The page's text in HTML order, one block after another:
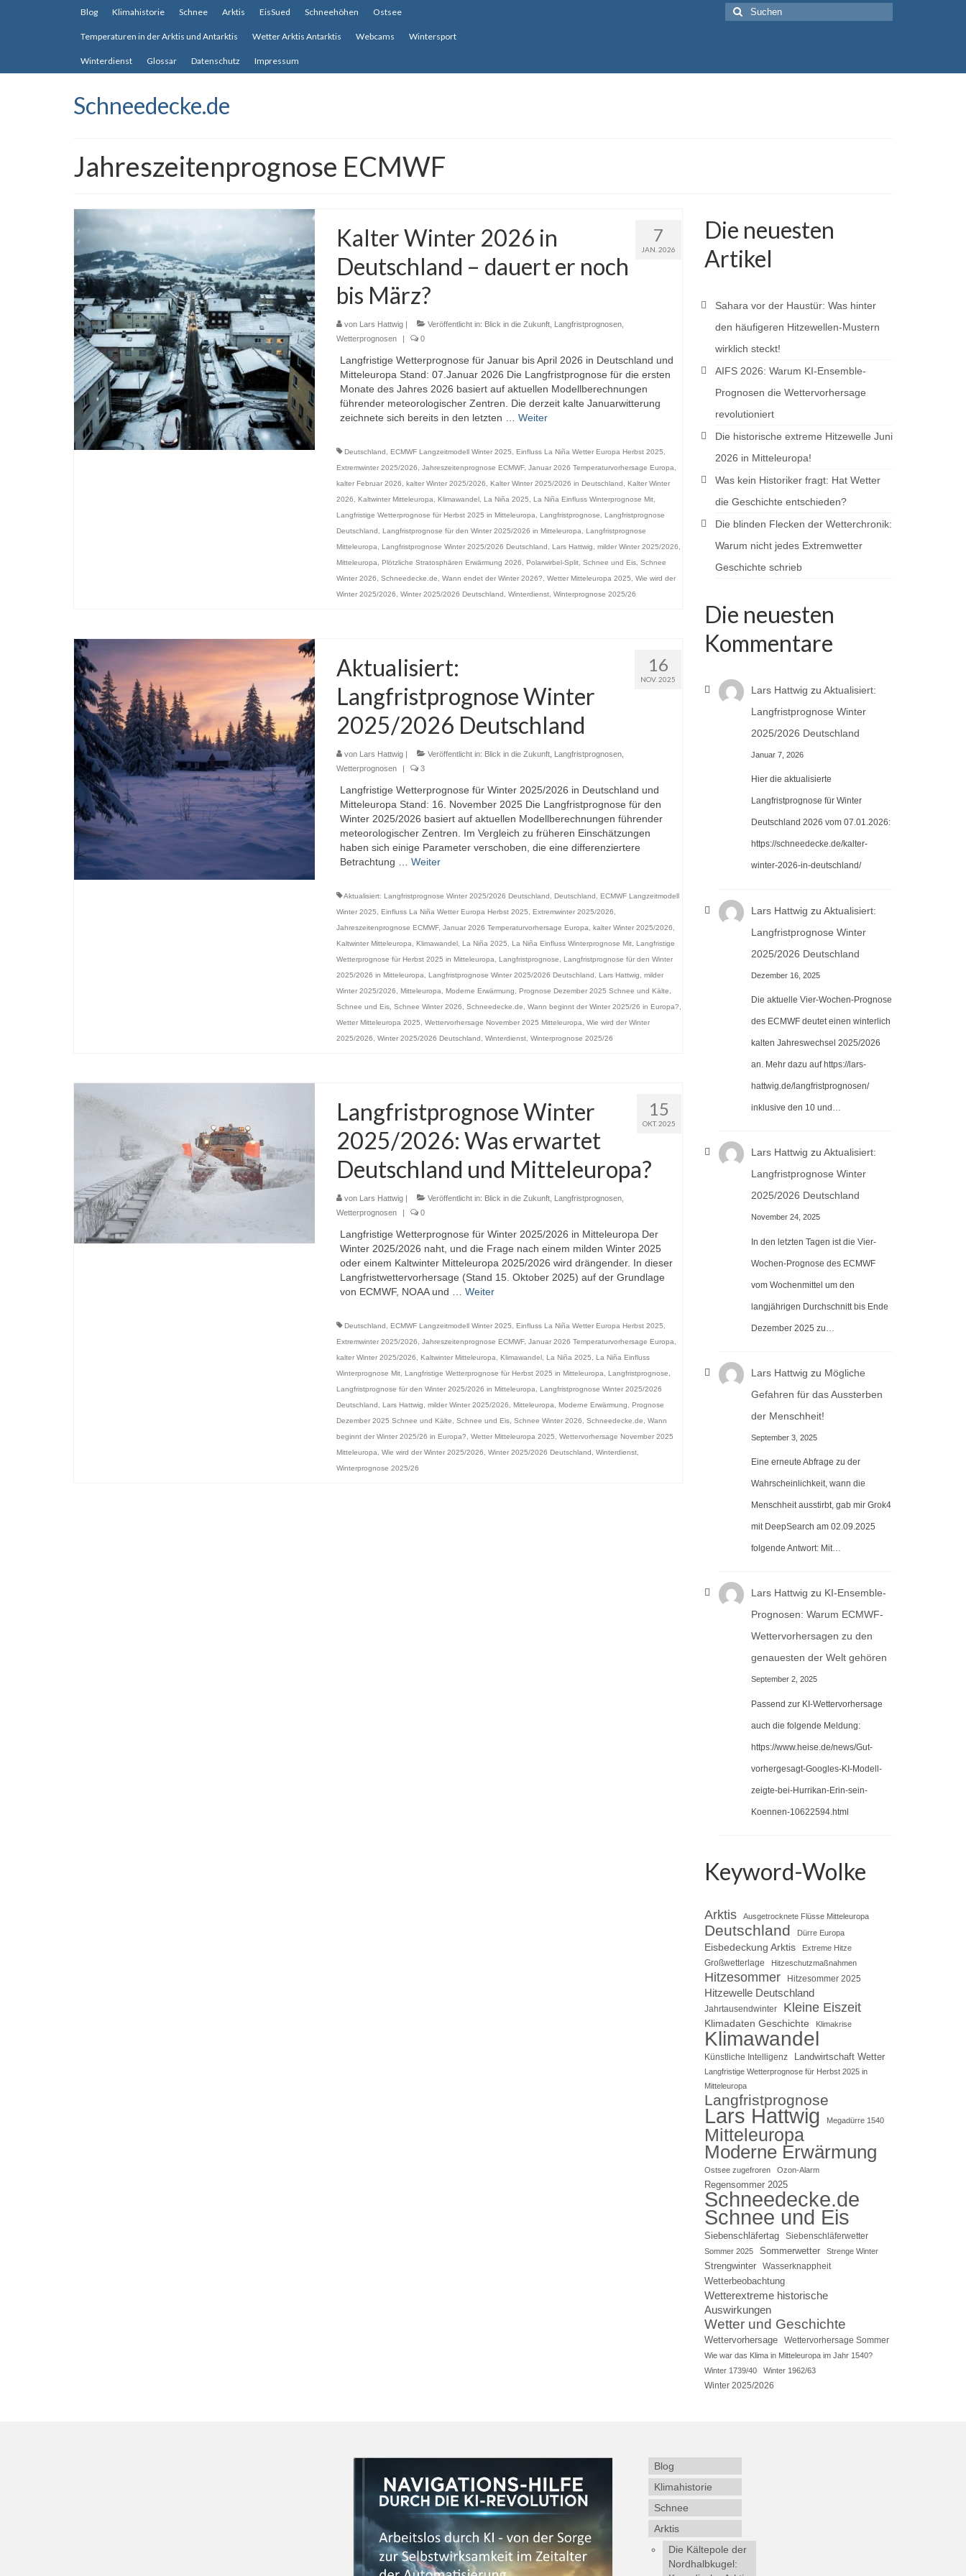
Blog Klimahistorie Schnee Arktis EisSued Schneehöhen Ostsee
Temperaturen in der Arktis und Antarktis Wetter Arktis Antarktis Webcams Wintersport
Winterdienst Glossar Datenschutz Impressum
Suche
nach:
Schneedecke.de
Jahreszeitenprognose ECMWF
7
JAN. 2026
Kalter Winter 2026 in
Deutschland – dauert er noch
bis März?
von Lars Hattwig| Veröffentlicht in: Blick in die Zukunft, Langfristprognosen,
Wetterprognosen
| 0
Langfristige Wetterprognose für Januar bis April 2026 in Deutschland und
Mitteleuropa Stand: 07.Januar 2026 Die Langfristprognose für die ersten
Monate des Jahres 2026 basiert auf aktuellen Modellberechnungen
führender meteorologischer Zentren. Die derzeit kalte Januarwitterung
zeichnete sich bereits in den letzten … Weiter
Deutschland ECMWF Langzeitmodell Winter 2025 Einfluss La Niña Wetter Europa Herbst 2025
Extremwinter 2025/2026
Jahreszeitenprognose ECMWF, Januar 2026 Temperaturvorhersage Europa
kalter Februar 2026
kalter Winter 2025/2026 Kalter Winter 2025/2026 in Deutschland
Kalter Winter
2026
Kaltwinter Mitteleuropa Klimawandel, La Niña 2025 La Niña Einfluss Winterprognose Mit,
Langfristige Wetterprognose für Herbst 2025 in Mitteleuropa
Langfristprognose
Langfristprognose
Deutschland
Langfristprognose für den Winter 2025/2026 in Mitteleuropa
Langfristprognose
Mitteleuropa
Langfristprognose Winter 2025/2026 Deutschland Lars Hattwig milder Winter 2025/2026
Mitteleuropa
Plötzliche Stratosphären Erwärmung 2026 Polarwirbel-Split, Schnee und Eis, Schnee
Winter 2026
Schneedecke.de Wann endet der Winter 2026? Wetter Mitteleuropa 2025
Wie wird der
Winter 2025/2026
Winter 2025/2026 Deutschland Winterdienst, Winterprognose 2025/26
16
NOV. 2025
Aktualisiert:
Langfristprognose Winter
2025/2026 Deutschland
von Lars Hattwig| Veröffentlicht in: Blick in die Zukunft, Langfristprognosen,
Wetterprognosen
| 3
Langfristige Wetterprognose für Winter 2025/2026 in Deutschland und
Mitteleuropa Stand: 16. November 2025 Die Langfristprognose für den
Winter 2025/2026 basiert auf aktuellen Modellberechnungen führender
meteorologischer Zentren. Im Vergleich zu früheren Einschätzungen
haben sich einige Parameter verschoben, die eine differenziertere
Betrachtung … Weiter
Aktualisiert: Langfristprognose Winter 2025/2026 Deutschland Deutschland
ECMWF Langzeitmodell
Winter 2025
Einfluss La Niña Wetter Europa Herbst 2025 Extremwinter 2025/2026
Jahreszeitenprognose ECMWF, Januar 2026 Temperaturvorhersage Europa kalter Winter 2025/2026
Kaltwinter Mitteleuropa
Klimawandel, La Niña 2025 La Niña Einfluss Winterprognose Mit, Langfristige
Wetterprognose für Herbst 2025 in Mitteleuropa
Langfristprognose
Langfristprognose für den Winter
2025/2026 in Mitteleuropa
Langfristprognose Winter 2025/2026 Deutschland Lars Hattwig
milder
Winter 2025/2026
Mitteleuropa Moderne Erwärmung Prognose Dezember 2025 Schnee und Kälte
Schnee und Eis, Schnee Winter 2026 Schneedecke.de Wann beginnt der Winter 2025/26 in Europa?
Wetter Mitteleuropa 2025
Wettervorhersage November 2025 Mitteleuropa
Wie wird der Winter
2025/2026
Winter 2025/2026 Deutschland Winterdienst, Winterprognose 2025/26
15
OKT. 2025
Langfristprognose Winter
2025/2026: Was erwartet
Deutschland und Mitteleuropa?
von Lars Hattwig| Veröffentlicht in: Blick in die Zukunft, Langfristprognosen,
Wetterprognosen
| 0
Langfristige Wetterprognose für Winter 2025/2026 in Mitteleuropa Der
Winter 2025/2026 naht, und die Frage nach einem milden Winter 2025
oder einem Kaltwinter Mitteleuropa 2025/2026 wird drängender. In dieser
Langfristwettervorhersage (Stand 15. Oktober 2025) auf der Grundlage
von ECMWF, NOAA und … Weiter
Deutschland ECMWF Langzeitmodell Winter 2025 Einfluss La Niña Wetter Europa Herbst 2025
Extremwinter 2025/2026
Jahreszeitenprognose ECMWF, Januar 2026 Temperaturvorhersage Europa
kalter Winter 2025/2026
Kaltwinter Mitteleuropa Klimawandel, La Niña 2025
La Niña Einfluss
Winterprognose Mit, Langfristige Wetterprognose für Herbst 2025 in Mitteleuropa Langfristprognose
Langfristprognose für den Winter 2025/2026 in Mitteleuropa
Langfristprognose Winter 2025/2026
Deutschland
Lars Hattwig milder Winter 2025/2026 Mitteleuropa Moderne Erwärmung
Prognose
Dezember 2025 Schnee und Kälte
Schnee und Eis, Schnee Winter 2026 Schneedecke.de
Wann
beginnt der Winter 2025/26 in Europa?
Wetter Mitteleuropa 2025
Wettervorhersage November 2025
Mitteleuropa
Wie wird der Winter 2025/2026 Winter 2025/2026 Deutschland Winterdienst,
Winterprognose 2025/26
Die neuesten
Artikel
Sahara vor der Haustür: Was hinter
den häufigeren Hitzewellen-Mustern
wirklich steckt!
AIFS 2026: Warum KI-Ensemble-
Prognosen die Wettervorhersage
revolutioniert
Die historische extreme Hitzewelle Juni
2026 in Mitteleuropa!
Was kein Historiker fragt: Hat Wetter
die Geschichte entschieden?
Die blinden Flecken der Wetterchronik:
Warum nicht jedes Extremwetter
Geschichte schrieb
Die neuesten
Kommentare
Lars Hattwig zu Aktualisiert:
Langfristprognose Winter
2025/2026 Deutschland
Januar 7, 2026
Hier die aktualisierte
Langfristprognose für Winter
Deutschland 2026 vom 07.01.2026:
https://schneedecke.de/kalter-
winter-2026-in-deutschland/
Lars Hattwig zu Aktualisiert:
Langfristprognose Winter
2025/2026 Deutschland
Dezember 16, 2025
Die aktuelle Vier-Wochen-Prognose
des ECMWF deutet einen winterlich
kalten Jahreswechsel 2025/2026
an. Mehr dazu auf https://lars-
hattwig.de/langfristprognosen/
inklusive den 10 und…
Lars Hattwig zu Aktualisiert:
Langfristprognose Winter
2025/2026 Deutschland
November 24, 2025
In den letzten Tagen ist die Vier-
Wochen-Prognose des ECMWF
vom Wochenmittel um den
langjährigen Durchschnitt bis Ende
Dezember 2025 zu…
Lars Hattwig zu Mögliche
Gefahren für das Aussterben
der Menschheit!
September 3, 2025
Eine erneute Abfrage zu der
Wahrscheinlichkeit, wann die
Menschheit ausstirbt, gab mir Grok4
mit DeepSearch am 02.09.2025
folgende Antwort: Mit…
Lars Hattwig zu KI-Ensemble-
Prognosen: Warum ECMWF-
Wettervorhersagen zu den
genauesten der Welt gehören
September 2, 2025
Passend zur KI-Wettervorhersage
auch die folgende Meldung:
https://www.heise.de/news/Gut-
vorhergesagt-Googles-KI-Modell-
zeigte-bei-Hurrikan-Erin-sein-
Koennen-10622594.html
Keyword-Wolke
Arktis Ausgetrocknete Flüsse Mitteleuropa
Deutschland Dürre Europa
Eisbedeckung Arktis Extreme Hitze
Großwetterlage Hitzeschutzmaßnahmen
Hitzesommer Hitzesommer 2025
Hitzewelle Deutschland
Jahrtausendwinter Kleine Eiszeit
Klimadaten Geschichte Klimakrise
Klimawandel
Künstliche Intelligenz Landwirtschaft Wetter
Langfristige Wetterprognose für Herbst 2025 in
Mitteleuropa
Langfristprognose
Lars Hattwig Megadürre 1540
Mitteleuropa
Moderne Erwärmung
Ostsee zugefroren Ozon-Alarm
Regensommer 2025
Schneedecke.de
Schnee und Eis
Siebenschläfertag Siebenschläferwetter
Sommer 2025 Sommerwetter Strenge Winter
Strengwinter Wasserknappheit
Wetterbeobachtung
Wetterextreme historische
Auswirkungen
Wetter und Geschichte
Wettervorhersage Wettervorhersage Sommer
Wie war das Klima in Mitteleuropa im Jahr 1540?
Winter 1739/40
Winter 1962/63
Winter 2025/2026
Blog
Klimahistorie
Schnee
Arktis
Die Kältepole der
Nordhalbkugel: